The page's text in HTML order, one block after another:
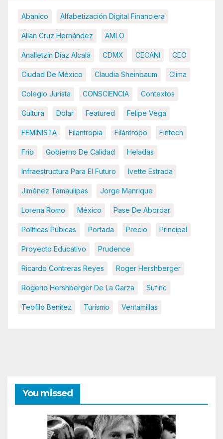
Abanico Alfabetización Digital Financiera
Allan Cruz Hernández AMLO
Analletzin Díaz Alcalá CDMX CECANI CEO
Ciudad De México Claudia Sheinbaum Clima
Colegio Jurista CONSCIENCIA Contextos
Cultura Dolar Featured Felipe Vega
FEMINISTA Filantropia Filántropo Fintech
Frio Gobierno De Calidad Heladas
Infraestructura Para El Futuro Ivette Estrada
Jiménez Tamaulipas Jorge Manrique
Lorena Romo México Pase De Abordar
Políticas Púbicas Portada Precio Principal
Proyecto Educativo Prudence
Ricardo Contreras Reyes Roger Hershberger
Rogerio Hershberger De La Garza Sufinc
Teofilo Benítez Turismo Ventamillas
You missed